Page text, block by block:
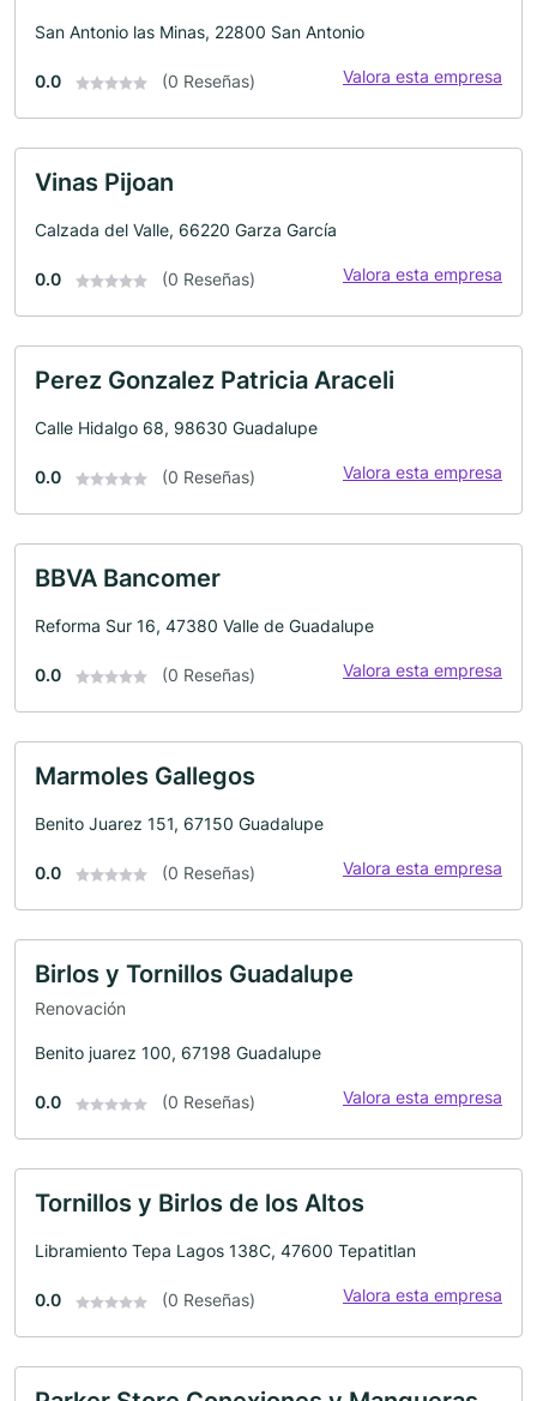
San Antonio las Minas, 22800 San Antonio
0.0 (0 Reseñas) Valora esta empresa
Vinas Pijoan
Calzada del Valle, 66220 Garza García
0.0 (0 Reseñas) Valora esta empresa
Perez Gonzalez Patricia Araceli
Calle Hidalgo 68, 98630 Guadalupe
0.0 (0 Reseñas) Valora esta empresa
BBVA Bancomer
Reforma Sur 16, 47380 Valle de Guadalupe
0.0 (0 Reseñas) Valora esta empresa
Marmoles Gallegos
Benito Juarez 151, 67150 Guadalupe
0.0 (0 Reseñas) Valora esta empresa
Birlos y Tornillos Guadalupe
Renovación
Benito juarez 100, 67198 Guadalupe
0.0 (0 Reseñas) Valora esta empresa
Tornillos y Birlos de los Altos
Libramiento Tepa Lagos 138C, 47600 Tepatitlan
0.0 (0 Reseñas) Valora esta empresa